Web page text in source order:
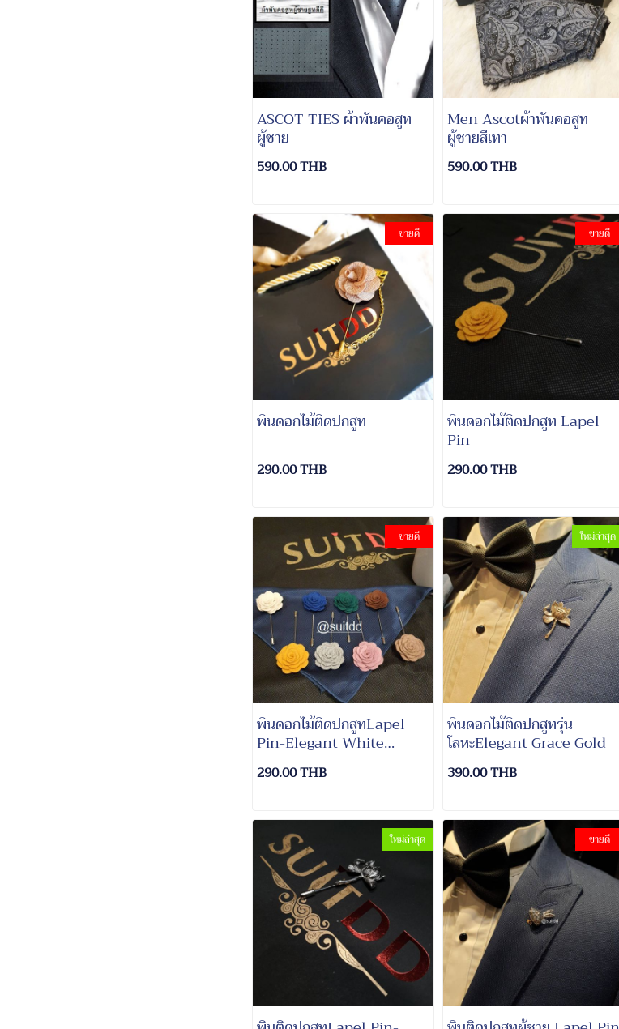
ASCOT TIES ผ้าพันคอสูท
ผู้ชาย
590.00 THB
Men Ascotผ้าพันคอสูท
ผู้ชายสีเทา
590.00 THB
ขายดี
พินดอกไม้ติดปกสูท
290.00 THB
ขายดี
พินดอกไม้ติดปกสูท Lapel
Pin
290.00 THB
ขายดี
พินดอกไม้ติดปกสูทLapel
Pin-Elegant White
Flower Pin
290.00 THB
ใหม่ล่าสุด
พินดอกไม้ติดปกสูทรุ่น
โลหะElegant Grace Gold
390.00 THB
ใหม่ล่าสุด ขายดี